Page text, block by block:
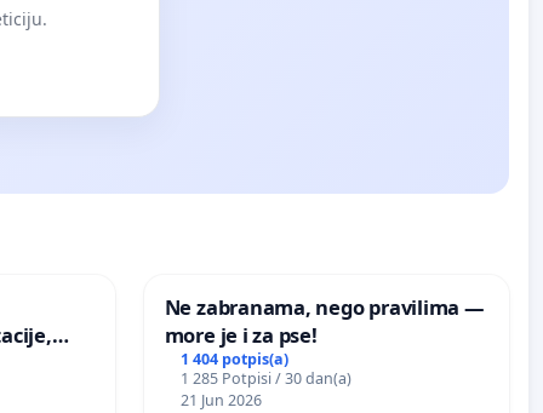
u
Ne zabranama, nego pravilima —
more je i za pse!
1 404 potpis(a)
1 285 Potpisi / 30 dan(a)
21 Jun 2026